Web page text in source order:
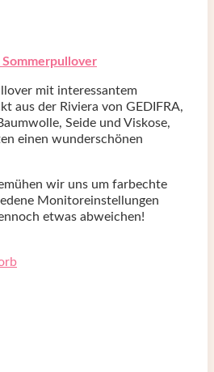
mit interessantem
aus der Riviera von GEDIFRA,
Seide und Viskose,
einen wunderschönen
wir uns um farbechte
Monitoreinstellungen
etwas abweichen!